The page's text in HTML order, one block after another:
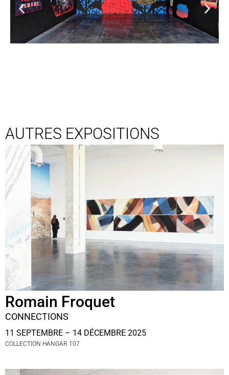
AUTRES EXPOSITIONS
Romain Froquet
CONNECTIONS
11 SEPTEMBRE – 14 DÉCEMBRE 2025
COLLECTION HANGAR 107